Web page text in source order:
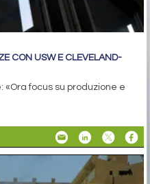
CON USW E CLEVELAND-
focus su produzione e